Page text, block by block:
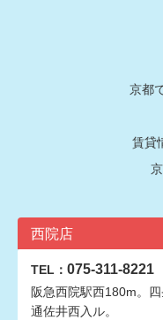
京都
賃貸
西院店
TEL： 075-311-8221
阪急西院駅西180m。四
通佐井西入ル。